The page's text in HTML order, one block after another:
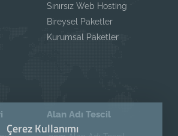
Sınırsız Web Hosting
Bireysel Paketler
Kurumsal Paketler
Alan Adı Tescil
Çerez Kullanımı